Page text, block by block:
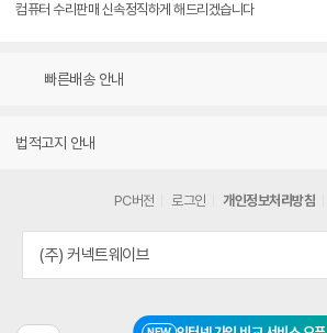
컴퓨터 수리판매 신속정직하게 해드리겠습니다
빠른배송 안내
법적고지 안내
PC버전 로그인 개인정보처리방침
(주) 커넥트웨이브